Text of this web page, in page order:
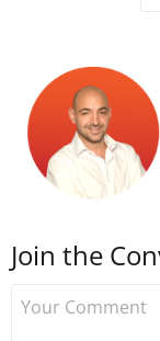
Join the